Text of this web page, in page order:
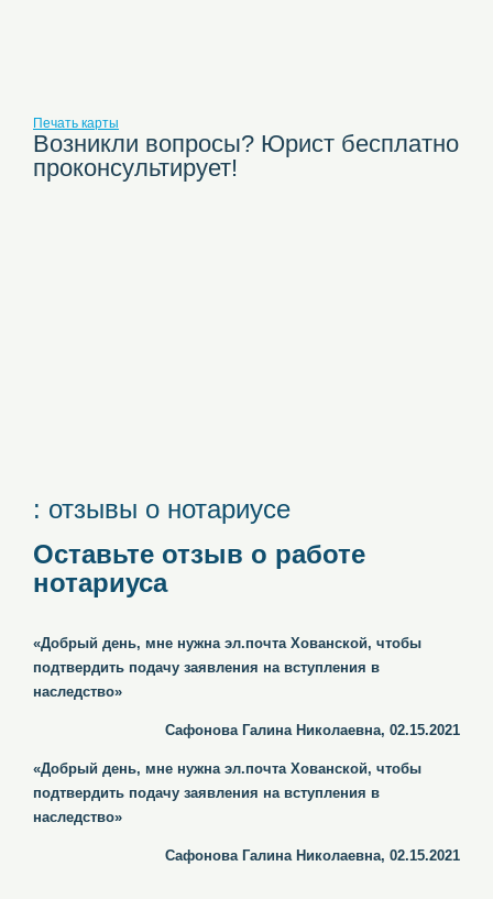
Печать карты
Возникли вопросы? Юрист бесплатно
проконсультирует!
: отзывы о нотариусе
Оставьте отзыв о работе
нотариуса
«Добрый день, мне нужна эл.почта Хованской, чтобы
подтвердить подачу заявления на вступления в
наследство»
Сафонова Галина Николаевна, 02.15.2021
«Добрый день, мне нужна эл.почта Хованской, чтобы
подтвердить подачу заявления на вступления в
наследство»
Сафонова Галина Николаевна, 02.15.2021